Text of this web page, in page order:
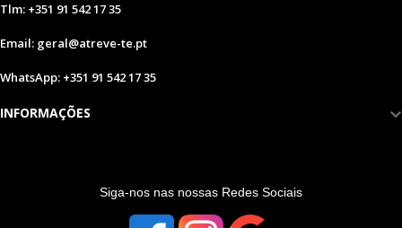
Tlm: +351 91 542 17 35
Email: geral@atreve-te.pt
WhatsApp: +351 91 542 17 35
INFORMAÇÕES
Siga-nos nas nossas Redes Sociais